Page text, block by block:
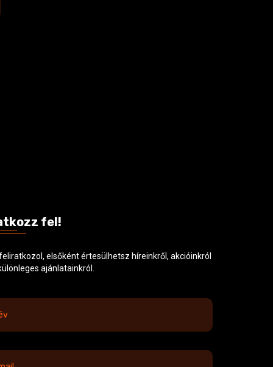
fel!
elsőként értesülhetsz híreinkről, akcióinkról
ajánlatainkról.